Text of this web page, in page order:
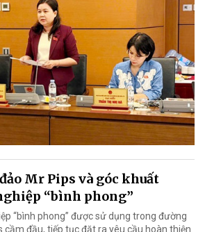
Mr Pips và góc khuất
“bình phong”
“bình phong” được sử dụng trong đường
cầm đầu, tiếp tục đặt ra yêu cầu hoàn thiện